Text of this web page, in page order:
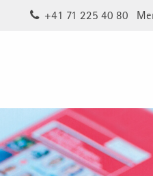
+41 71 225 40 80